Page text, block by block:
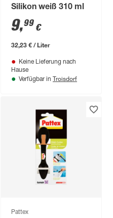
Silikon weiß 310 ml
9,99 €
32,23 € / Liter
Keine Lieferung nach
Hause
Verfügbar in Troisdorf
Pattex